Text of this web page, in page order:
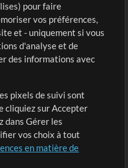
pour faire
vos préférences,
et - uniquement si vous
d'analyse et de
des informations avec
pixels de suivi sont
cliquiez sur Accepter
dans Gérer les
vos choix à tout
en matière de